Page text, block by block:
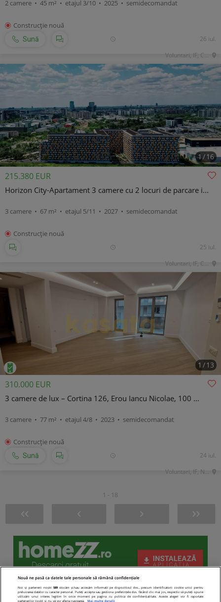
2 camere • 45 m² • etajul 3/10 • 2025 • semidecomandat
Construcţie nouă
Sună
26 iul.
Voluntari, IF, Central
1/16
215.380 EUR
Horizon City-Apartament 3 camere cu 2 locuri de parcare i...
3 camere • 67 m² • etajul 5/11 • 2027 • semidecomandat
Construcţie nouă
25 iul.
Voluntari, IF, Central
1 /13
310.000 EUR
3 camere de lux – Cortina 126, Erou Iancu Nicolae, 100 ...
3 camere • 77 m² • etajul 4/8 • 2023 • semidecomandat
Construcţie nouă
Sună
24 iul.
Voluntari, IF, Nord
1 - 18
Nouă ne pasă ca datele tale personale să rămână confidențiale
Noi și partenerii noștri 589stocăm și/sau accesăm informații pe dispozitivul dvs., precum identificatorii cookie unici pentru
prelucrarea datelor cu caracter personal. Puteți accepta sau gestiona preferințele dvs. făcând clic mai jos, respectiv vă puteți opune
utilizării unui interes legitim în orice moment pe pagina cu politica de confidențialitate. Aceste alegeri vor fi raportate
partenerilor noștri și nu vă vor afecta navigarea.
Mai multe detalii